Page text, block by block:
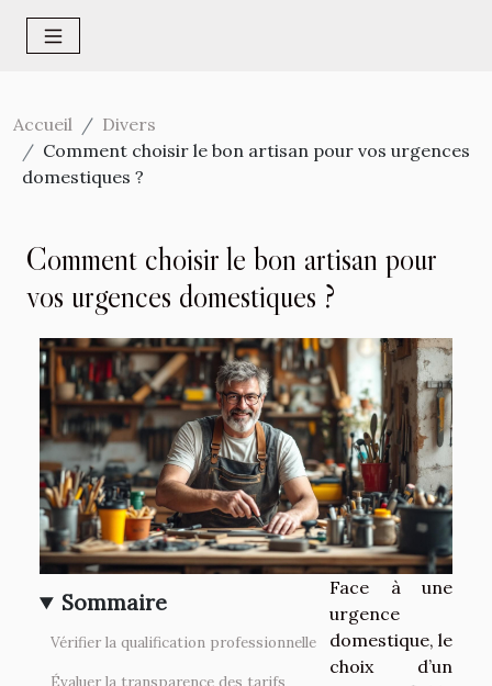
Accueil
Divers
Comment choisir le bon artisan pour vos urgences
domestiques ?
Comment choisir le bon artisan pour
vos urgences domestiques ?
Sommaire
Vérifier la qualification professionnelle
Évaluer la transparence des tarifs
Face à une
urgence
domestique, le
choix d’un